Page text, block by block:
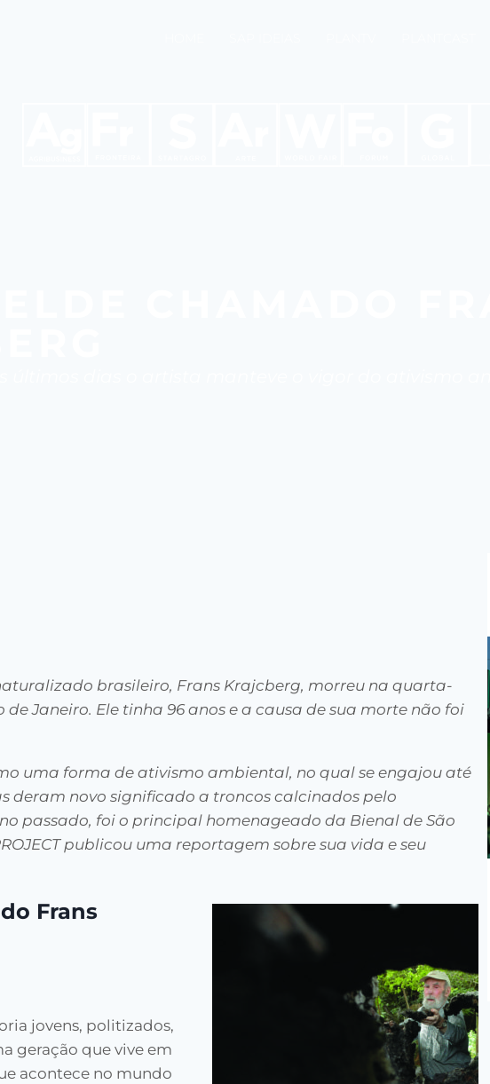
brasileiro, Frans Krajcberg, morreu na quarta-
de Janeiro. Ele tinha 96 anos e a causa de sua morte não foi
uma forma de ativismo ambiental, no qual se engajou até
deram novo significado a troncos calcinados pelo
passado, foi o principal homenageado da Bienal de São
publicou uma reportagem sobre sua vida e seu
Frans
jovens, politizados,
geração que vive em
acontece no mundo